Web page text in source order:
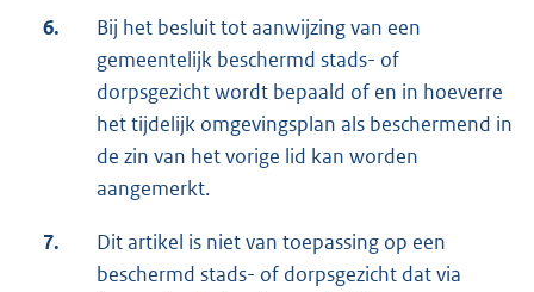
6.
Bij het besluit tot aanwijzing van een
gemeentelijk beschermd stads- of
dorpsgezicht wordt bepaald of en in hoeverre
het tijdelijk omgevingsplan als beschermend in
de zin van het vorige lid kan worden
aangemerkt.
7.
Dit artikel is niet van toepassing op een
beschermd stads- of dorpsgezicht dat via